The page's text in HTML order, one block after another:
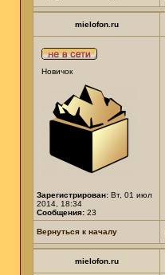
mielofon.ru
Новичок
Зарегистрирован: Вт, 01 июл
2014, 18:34
Сообщения: 23
Вернуться к началу
mielofon.ru